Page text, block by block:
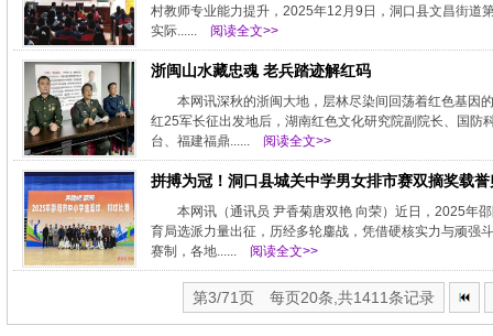
村教师专业能力提升，2025年12月9日，洞口县文昌街道
实际......
阅读全文>>
浙闽山水藏忠魂 老兵踏迹解红码
本网讯深秋的浙闽大地，层林尽染间回荡着红色基因
红25军长征出发地后，湖南红色文化研究院副院长、国防
台、福建福鼎......
阅读全文>>
拼搏为冠！洞口县城关中学男女排市赛双摘奖载誉
本网讯（通讯员 尹香菊唐双艳 向荣）近日，2025年
育局选派力量出征，历经多轮鏖战，凭借硬核实力与顽强
赛制，各地......
阅读全文>>
第3/71页 每页20条,共1411条记录